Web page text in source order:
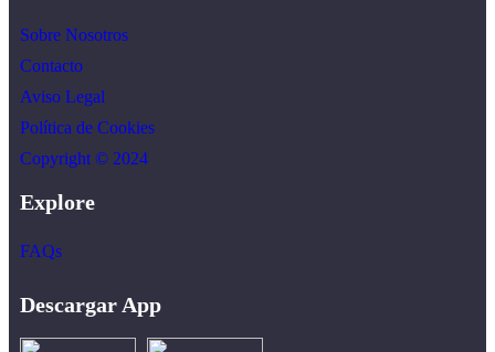
Sobre Nosotros
Contacto
Aviso Legal
Política de Cookies
Copyright © 2024
Explore
FAQs
Descargar App